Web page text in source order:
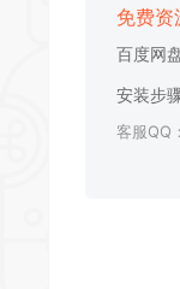
免费资
百度网
安装步
客服QQ